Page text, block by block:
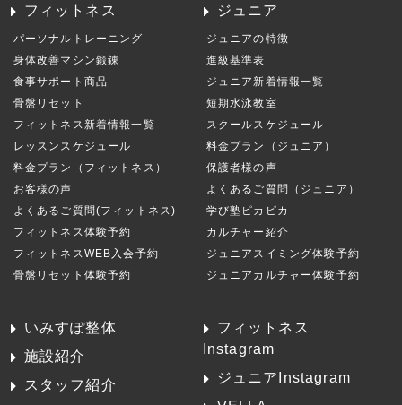
フィットネス
パーソナルトレーニング
身体改善マシン鍛錬
食事サポート商品
骨盤リセット
フィットネス新着情報一覧
レッスンスケジュール
料金プラン（フィットネス）
お客様の声
よくあるご質問(フィットネス)
フィットネス体験予約
フィットネスWEB入会予約
骨盤リセット体験予約
ジュニア
ジュニアの特徴
進級基準表
ジュニア新着情報一覧
短期水泳教室
スクールスケジュール
料金プラン（ジュニア）
保護者様の声
よくあるご質問（ジュニア）
学び塾ピカピカ
カルチャー紹介
ジュニアスイミング体験予約
ジュニアカルチャー体験予約
いみすぽ整体
施設紹介
スタッフ紹介
フィットネス
Instagram
ジュニアInstagram